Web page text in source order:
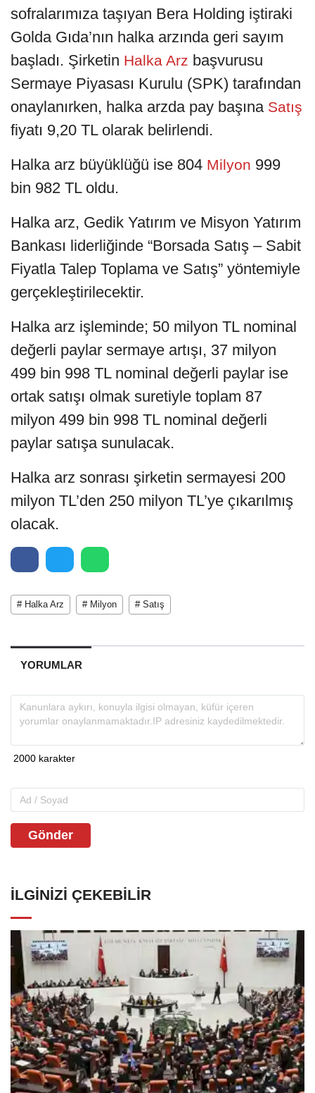
sofralarımıza taşıyan Bera Holding iştiraki
Golda Gıda’nın halka arzında geri sayım
başladı. Şirketin Halka Arz başvurusu
Sermaye Piyasası Kurulu (SPK) tarafından
onaylanırken, halka arzda pay başına Satış
fiyatı 9,20 TL olarak belirlendi.
Halka arz büyüklüğü ise 804 Milyon 999
bin 982 TL oldu.
Halka arz, Gedik Yatırım ve Misyon Yatırım
Bankası liderliğinde “Borsada Satış – Sabit
Fiyatla Talep Toplama ve Satış” yöntemiyle
gerçekleştirilecektir.
Halka arz işleminde; 50 milyon TL nominal
değerli paylar sermaye artışı, 37 milyon
499 bin 998 TL nominal değerli paylar ise
ortak satışı olmak suretiyle toplam 87
milyon 499 bin 998 TL nominal değerli
paylar satışa sunulacak.
Halka arz sonrası şirketin sermayesi 200
milyon TL’den 250 milyon TL’ye çıkarılmış
olacak.
# Halka Arz # Milyon # Satış
YORUMLAR
Gönder
İLGINIZI ÇEKEBILIR